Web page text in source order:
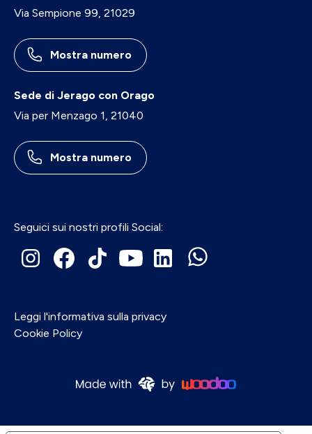
Via Sempione 99, 21029
Mostra numero
Sede di Jerago con Orago
Via per Menzago 1, 21040
Mostra numero
Seguici sui nostri profili Social:
Leggi l'informativa sulla privacy
Cookie Policy